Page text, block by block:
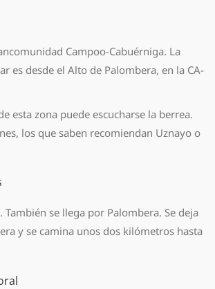
Campoo-Cabuérniga. La
es desde el Alto de Palombera, en la CA-
esta zona puede escucharse la berrea.
los que saben recomiendan Uznayo o
También se llega por Palombera. Se deja
y se camina unos dos kilómetros hasta